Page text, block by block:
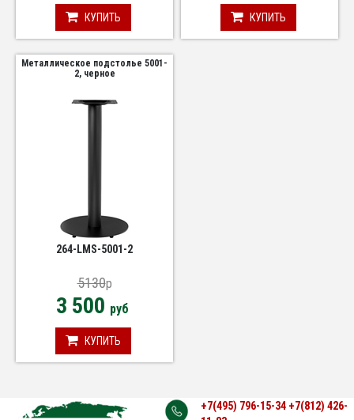
КУПИТЬ КУПИТЬ
Металлическое подстолье 5001-
2, черное
264-LMS-5001-2
5130p
3 500 руб
КУПИТЬ
+7(495) 796-15-34 +7(812) 426-